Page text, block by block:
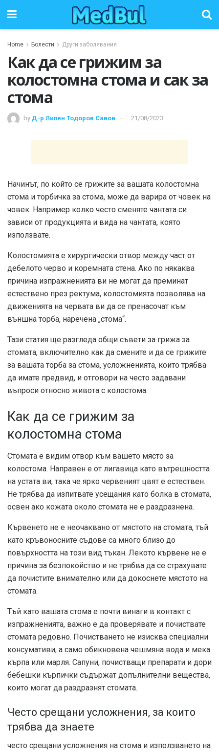
Home Болести Други заболявания
Как да се грижим за
колостомна стома и сак за
стома
by Д-р Лилян Тодоров Савов 21/08/2023
Начинът, по който се грижите за вашата колостомна
стома и торбичка за стома, може да варира от човек на
човек. Например колко често сменяте чантата си
зависи от продукцията и вида на чантата, която
използвате.
Колостомията е хирургически отвор между част от
дебелото черво и коремната стена. Ако по някаква
причина изпражненията ви не могат да преминат
естествено през ректума, колостомията позволява на
движенията на червата ви да се пренасочат към
външна торба, наречена „стома“.
Тази статия ще разгледа общи съвети за грижа за
стомата, включително как да смените и да се грижите
за вашата торба за стома, усложненията, които трябва
да имате предвид, и отговори на често задавани
въпроси относно живота с колостома.
Как да се грижим за
колостомна стома
Стомата е видим отвор към вашето място за
колостома. Направен е от лигавица като вътрешността
на устата ви, така че ярко червеният цвят е естествен.
Не трябва да изпитвате усещания като болка в стомата,
освен ако кожата около стомата не е раздразнена.
Кървенето не е неочаквано от мястото на стомата, тъй
като кръвоносните съдове са много близо до
повърхността на този вид тъкан. Лекото кървене не е
причина за безпокойство и не трябва да се страхувате
да почистите внимателно или да докоснете мястото на
стомата.
Тъй като вашата стома е почти винаги в контакт с
изпражненията, важно е да проверявате и почиствате
стомата редовно. Почистването не изисква специални
консумативи, а само обикновена чешмяна вода и мека
кърпа или марля. Сапуни, почистващи препарати и дори
бебешки кърпички съдържат допълнителни вещества,
които могат да раздразнят стомата.
Често срещани усложнения, за които
трябва да знаете
често срещани усложнения на стома и използването на